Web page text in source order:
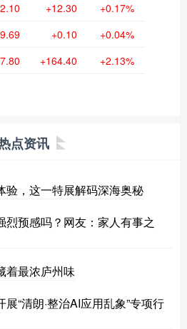
+12.30 +0.17%
+0.10 +0.04%
+164.40 +2.13%
点资讯
验，这一特展解码深海奥秘
烈预感吗？网友：家人有事之
着最浓庐州味
“清朗·整治AI应用乱象”专项行